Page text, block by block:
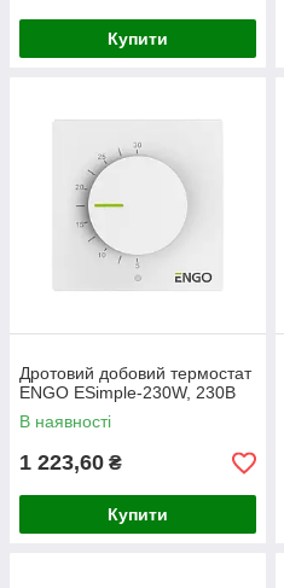
Купити
Дротовий добовий термостат
ENGO ESimple-230W, 230В
В наявності
1 223,60 ₴
Купити